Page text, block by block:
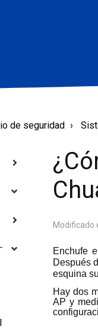
de seguridad
Modificado
Enchufe
Después
esquina
Hay dos
AP y